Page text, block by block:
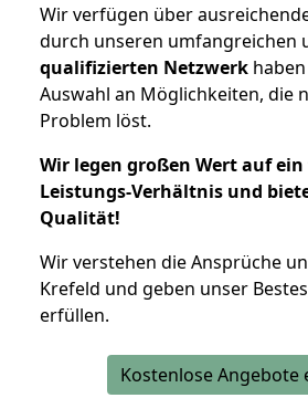
Wir verfügen über
durch unseren umfangreichen
qualifizierten Netzwerk
Auswahl an Möglichkeiten, die
Problem löst.
Wir legen großen Wert auf ein
Leistungs-Verhältnis und
Qualität!
Wir verstehen die Ansprüche
Krefeld und geben unser
erfüllen.
Kostenlose Angebote